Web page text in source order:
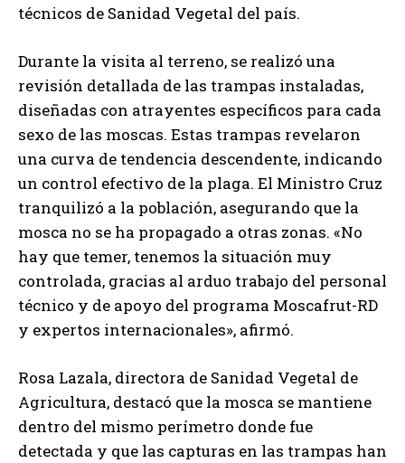
técnicos de Sanidad Vegetal del país.
Durante la visita al terreno, se realizó una
revisión detallada de las trampas instaladas,
diseñadas con atrayentes específicos para cada
sexo de las moscas. Estas trampas revelaron
una curva de tendencia descendente, indicando
un control efectivo de la plaga. El Ministro Cruz
tranquilizó a la población, asegurando que la
mosca no se ha propagado a otras zonas. «No
hay que temer, tenemos la situación muy
controlada, gracias al arduo trabajo del personal
técnico y de apoyo del programa Moscafrut-RD
y expertos internacionales», afirmó.
Rosa Lazala, directora de Sanidad Vegetal de
Agricultura, destacó que la mosca se mantiene
dentro del mismo perímetro donde fue
detectada y que las capturas en las trampas han